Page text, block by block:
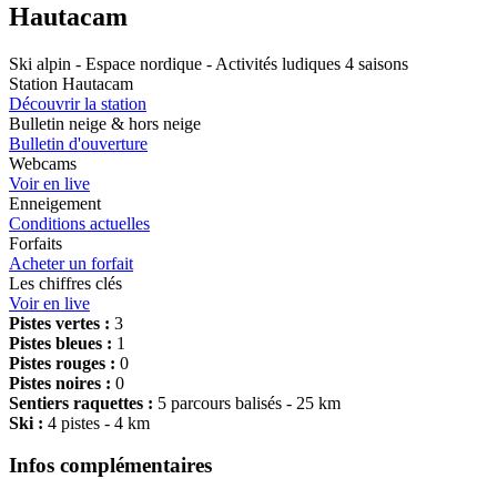
Hautacam
Ski alpin - Espace nordique - Activités ludiques 4 saisons
Station Hautacam
Découvrir la station
Bulletin neige & hors neige
Bulletin d'ouverture
Webcams
Voir en live
Enneigement
Conditions actuelles
Forfaits
Acheter un forfait
Les chiffres clés
Voir en live
Pistes vertes : 3
Pistes bleues : 1
Pistes rouges : 0
Pistes noires : 0
Sentiers raquettes : 5 parcours balisés - 25 km
Ski : 4 pistes - 4 km
Infos complémentaires